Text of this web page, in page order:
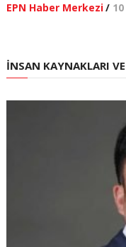
EPN Haber Merkezi/
İNSAN KAYNAKLARI